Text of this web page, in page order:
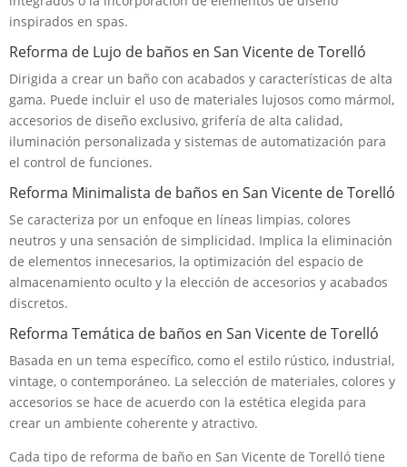
inspirados en spas.
Reforma de Lujo de baños en San Vicente de Torelló
Dirigida a crear un baño con acabados y características de alta
gama. Puede incluir el uso de materiales lujosos como mármol,
accesorios de diseño exclusivo, grifería de alta calidad,
iluminación personalizada y sistemas de automatización para
el control de funciones.
Reforma Minimalista de baños en San Vicente de Torelló
Se caracteriza por un enfoque en líneas limpias, colores
neutros y una sensación de simplicidad. Implica la eliminación
de elementos innecesarios, la optimización del espacio de
almacenamiento oculto y la elección de accesorios y acabados
discretos.
Reforma Temática de baños en San Vicente de Torelló
Basada en un tema específico, como el estilo rústico, industrial,
vintage, o contemporáneo. La selección de materiales, colores y
accesorios se hace de acuerdo con la estética elegida para
crear un ambiente coherente y atractivo.
Cada tipo de reforma de baño en San Vicente de Torelló tiene